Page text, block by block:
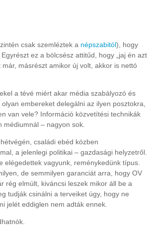
csak szemléztek a népszabitól), hogy
ez a bölcsész attitűd, hogy „jaj én azt
másrészt amikor új volt, akkor is nettó
a tévé miért akar média szabályozó és
embereket delegálni az ilyen posztokra,
van vele? Információ közvetítési technikák
– nagyon sok.
családi ebéd közben
a jelenlegi politikai – gazdasági helyzetről.
elégedettek vagyunk, reménykedünk típus.
de semmilyen garanciát arra, hogy OV
rég elmúlt, kiváncsi leszek mikor áll be a
tudják csinálni a terveiket úgy, hogy ne
jelét eddiglen nem adták ennek.